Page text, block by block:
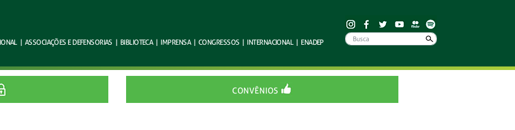
| ASSOCIAÇÕES EDEFENSORIAS | BIBLIOTECA | IMPRENSA | CONGRESSOS | INTERNACIONAL | ENADEP
CONVÊNIOS